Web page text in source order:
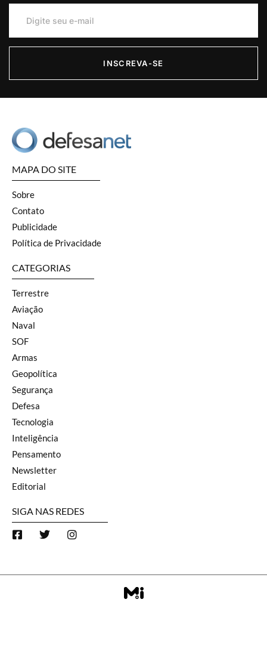
INSCREVA-SE
MAPA DO SITE
Sobre
Contato
Publicidade
Política de Privacidade
CATEGORIAS
Terrestre
Aviação
Naval
SOF
Armas
Geopolítica
Segurança
Defesa
Tecnologia
Inteligência
Pensamento
Newsletter
Editorial
SIGA NAS REDES